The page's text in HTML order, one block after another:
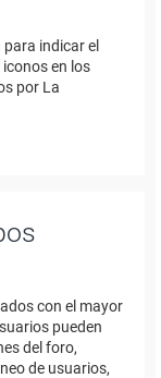
indicar el
en los
por La
con el mayor
pueden
del foro,
de usuarios,